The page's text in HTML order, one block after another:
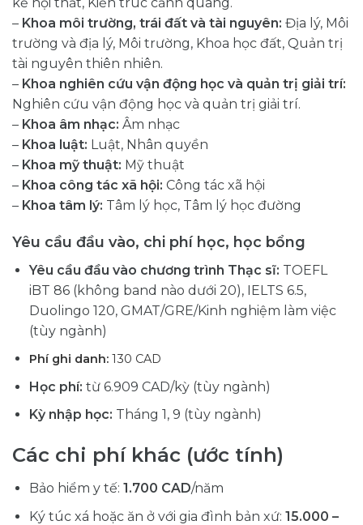
– Khoa môi trường, trái đất và tài nguyên: Địa lý, Môi
trường và địa lý, Môi trường, Khoa học đất, Quản trị
tài nguyên thiên nhiên.
– Khoa nghiên cứu vận động học và quản trị giải trí:
Nghiên cứu vận động học và quản trị giải trí.
– Khoa âm nhạc: Âm nhạc
– Khoa luật: Luật, Nhân quyền
– Khoa mỹ thuật: Mỹ thuật
– Khoa công tác xã hội: Công tác xã hội
– Khoa tâm lý: Tâm lý học, Tâm lý học đường
Yêu cầu đầu vào, chi phí học, học bổng
Yêu cầu đầu vào chương trình Thạc sĩ: TOEFL
iBT 86 (không band nào dưới 20), IELTS 6.5,
Duolingo 120, GMAT/GRE/Kinh nghiệm làm việc
(tùy ngành)
Phí ghi danh:130 CAD
Học phí: từ 6.909 CAD/kỳ (tùy ngành)
Kỳ nhập học: Tháng 1, 9 (tùy ngành)
Các chi phí khác (ước tính)
Bảo hiểm y tế: 1.700 CAD/năm
Ký túc xá hoặc ăn ở với gia đình bản xứ: 15.000 –